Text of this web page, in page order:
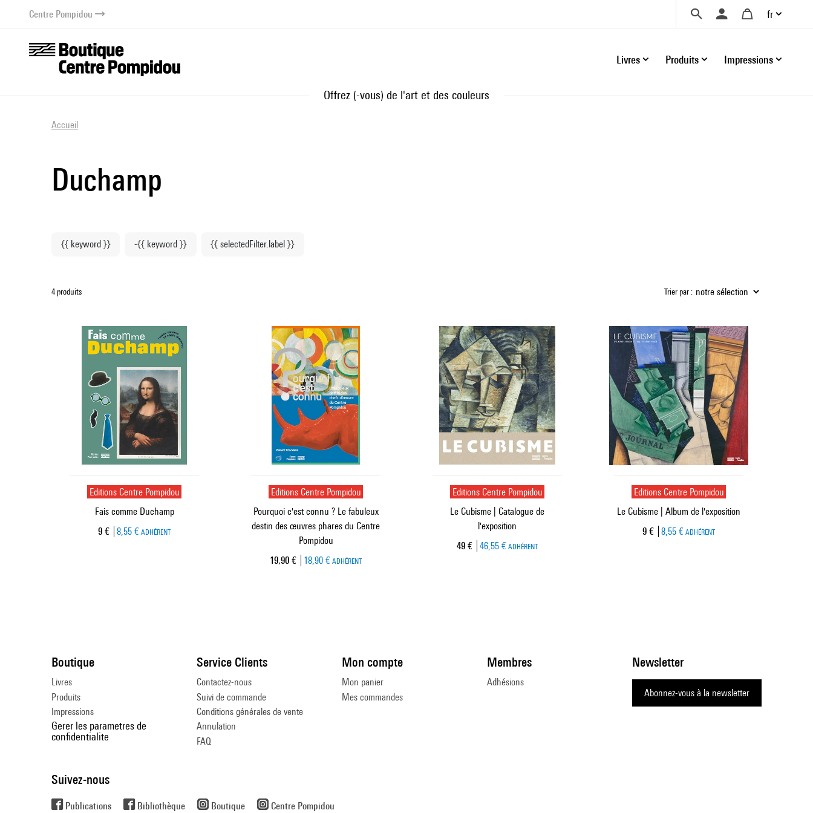
contenuCentre Pompidou fr
Livres Produits Impressions
Offrez (-vous) de l'art et des couleurs
Accueil
Duchamp
{{ keyword }} -{{ keyword }} {{ selectedFilter.label }}
4 produits Trier par :
Editions Centre Pompidou
Fais comme Duchamp
Prix ​​actuel
9 € 8,55 € ADHÉRENT
Editions Centre Pompidou
Pourquoi c'est connu ? Le fabuleux
destin des œuvres phares du Centre
Pompidou
Prix ​​actuel
19,90 € 18,90 € ADHÉRENT
Editions Centre Pompidou
Le Cubisme | Catalogue de
l'exposition
Prix ​​actuel
49 € 46,55 € ADHÉRENT
Editions Centre Pompidou
Le Cubisme | Album de l'exposition
Prix ​​actuel
9 € 8,55 € ADHÉRENT
Boutique
Livres
Produits
Impressions
Gerer les parametres de
confidentialite
Newsletter
Abonnez-vous à la newsletter
Service Clients
Contactez-nous
Suivi de commande
Conditions générales de vente
Annulation
FAQ
Mon compte
Mon panier
Mes commandes
Membres
Adhésions
Suivez-nous
Publications Bibliothèque Boutique Centre Pompidou